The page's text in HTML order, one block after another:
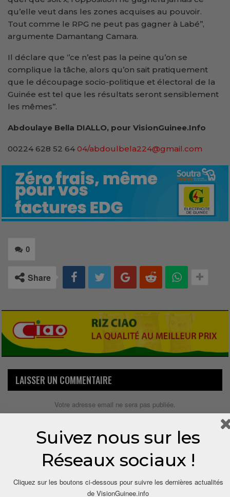
qu’elle veut dans les zones acquises au pouvoir.
Tout comme le RPG ne peut pas gagner à Labé’’,
argumente Damantang Camara.
Il déclare que ‘’ce n’est pas la peine qu’on se
complique la tâche, alors qu’on sait pratiquement
que le découpage socio-politique et électoral de la
Guinée est tel que les résultats seront sensiblement
les mêmes’’.
Abdoulaye Bella DIALLO, pour VisionGuinee.Info
00224 628 52 64 04/abdoulbela224@gmail.com
0
Share
LAISSER UN COMMENTAIRE
Votre adresse email ne sera pas publiée.
Suivez nous sur les
Réseaux sociaux !
Cliquez sur les boutons ci-dessous pour suivre les dernières actualités
de VisionGuinee.info